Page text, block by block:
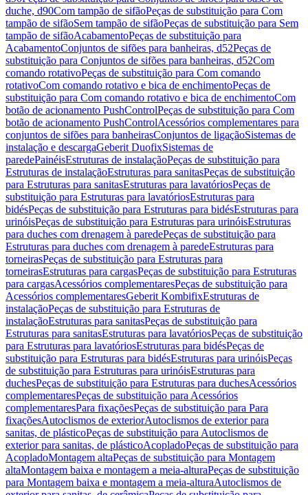
duche, d90Com tampão de sifãoPeças de substituição para Com
tampão de sifãoSem tampão de sifãoPeças de substituição para Sem
tampão de sifãoAcabamentoPeças de substituição para
AcabamentoConjuntos de sifões para banheiras, d52Peças de
substituição para Conjuntos de sifões para banheiras, d52Com
comando rotativoPeças de substituição para Com comando
rotativoCom comando rotativo e bica de enchimentoPeças de
substituição para Com comando rotativo e bica de enchimentoCom
botão de acionamento PushControlPeças de substituição para Com
botão de acionamento PushControlAcessórios complementares para
conjuntos de sifões para banheirasConjuntos de ligaçãoSistemas de
instalação e descargaGeberit DuofixSistemas de
paredePainéisEstruturas de instalaçãoPeças de substituição para
Estruturas de instalaçãoEstruturas para sanitasPeças de substituição
para Estruturas para sanitasEstruturas para lavatóriosPeças de
substituição para Estruturas para lavatóriosEstruturas para
bidésPeças de substituição para Estruturas para bidésEstruturas para
urinóisPeças de substituição para Estruturas para urinóisEstruturas
para duches com drenagem à paredePeças de substituição para
Estruturas para duches com drenagem à paredeEstruturas para
torneirasPeças de substituição para Estruturas para
torneirasEstruturas para cargasPeças de substituição para Estruturas
para cargasAcessórios complementaresPeças de substituição para
Acessórios complementaresGeberit KombifixEstruturas de
instalaçãoPeças de substituição para Estruturas de
instalaçãoEstruturas para sanitasPeças de substituição para
Estruturas para sanitasEstruturas para lavatóriosPeças de substituição
para Estruturas para lavatóriosEstruturas para bidésPeças de
substituição para Estruturas para bidésEstruturas para urinóisPeças
de substituição para Estruturas para urinóisEstruturas para
duchesPeças de substituição para Estruturas para duchesAcessórios
complementaresPeças de substituição para Acessórios
complementaresPara fixaçõesPeças de substituição para Para
fixaçõesAutoclismos de exteriorAutoclismos de exterior para
sanitas, de plásticoPeças de substituição para Autoclismos de
exterior para sanitas, de plásticoAcopladoPeças de substituição para
AcopladoMontagem altaPeças de substituição para Montagem
altaMontagem baixa e montagem a meia-alturaPeças de substituição
para Montagem baixa e montagem a meia-alturaAutoclismos de